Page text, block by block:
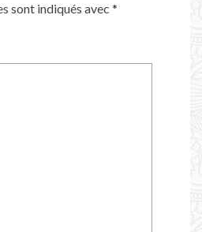
sont indiqués avec *